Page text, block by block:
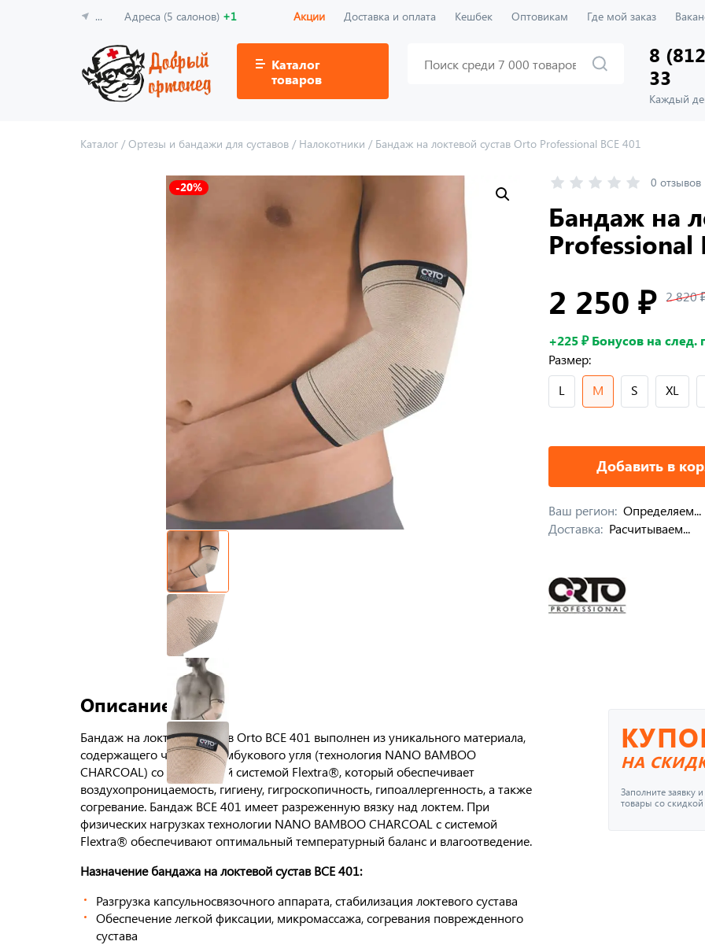
... Адреса (5 салонов) +1 Акции Доставка и оплата Кешбек Оптовикам Где мой заказ
Каталог
товаров
8
33
Каждый
Каталог /Ортезы и бандажи для суставов / Налокотники / Бандаж на локтевой сустав Orto Professional BCE 401
-20% 0 отзывов
Бандаж на
Professional
2 250 ₽ 2 820
+225 ₽ Бонусов на след.
Размер:
L
M S XL
Добавить в
Ваш регион: Определяем...
Доставка: Расчитываем...
Описание
Бандаж на локтевой сустав Orto BCE 401 выполнен из уникального материала,
содержащего частицы бамбукового угля (технология NANO BAMBOO
CHARCOAL) со встроенной системой Flextra®, который обеспечивает
воздухопроницаемость, гигиену, гигроскопичность, гипоаллергенность, а также
согревание. Бандаж BCE 401 имеет разреженную вязку над локтем. При
физических нагрузках технологии NANO BAMBOO CHARCOAL с системой
Flextra® обеспечивают оптимальный температурный баланс и влагоотведение.
Назначение бандажа на локтевой сустав BCE 401:
Разгрузка капсульносвязочного аппарата, стабилизация локтевого сустава
Обеспечение легкой фиксации, микромассажа, согревания поврежденного
сустава
НА
Заполните заявку
товары со